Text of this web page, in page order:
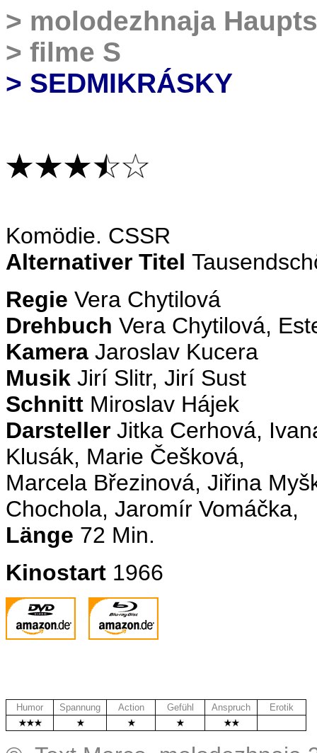
> molodezhnaja
> filme S
> SEDMIKRÁSKY
Komödie. CSSR
Alternativer Titel
Regie Vera Chytilová
Drehbuch Vera Chytilová,
Kamera Jaroslav
Musik Jirí Slitr, Jirí Sust
Schnitt Miroslav Hájek
Darsteller Jitka Cerhová,
Klusák, Marie Češková,
Marcela Březinová, Jiřina
Chochola, Jaromír Vomáčka,
Länge 72 Min.
Kinostart 1966
Humor Spannung Action Gefühl Anspruch
Erotik